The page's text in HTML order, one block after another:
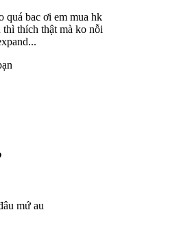
quá bac ơi em mua hk
thích thật mà ko nỗi
mứ au